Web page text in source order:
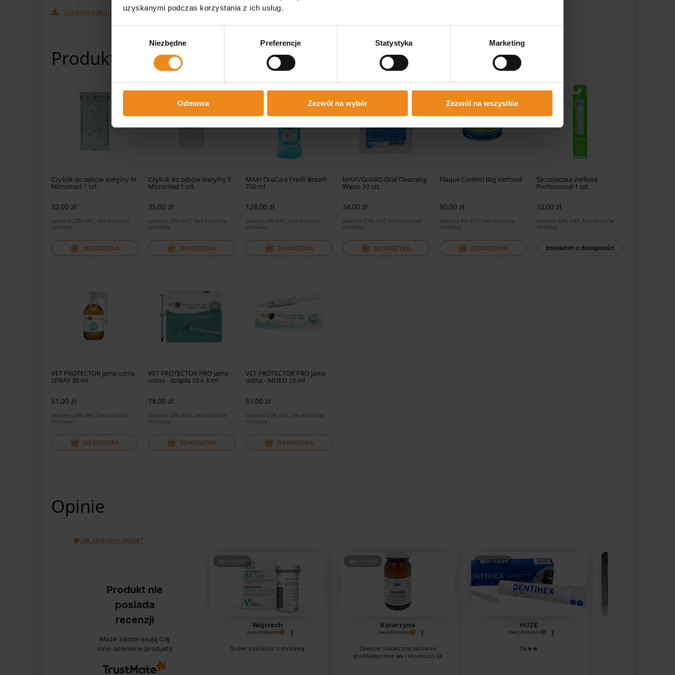
uzyskanymi podczas korzystania z ich usług.
Niezbędne Preferencje Statystyka Marketing
Odmowa Zezwól na wybór Zezwól na wszystkie
Szczoteczka z pastą enzymatyczną dla psów - Karta informacyjna
Produkty powiązane
Czyścik do zębów sterylny M
Micromed 1 szt.
32,00 zł
zawiera 23% VAT, bez kosztów
dostawy
DO KOSZYKA
Czyścik do zębów sterylny S
Micromed 1 szt.
35,00 zł
zawiera 23% VAT, bez kosztów
dostawy
DO KOSZYKA
MAXI OraCare Fresh Breath
750 ml
128,00 zł
zawiera 8% VAT, bez kosztów
dostawy
DO KOSZYKA
MAXI/GUARD Oral Cleansing
Wipes 10 szt.
34,00 zł
zawiera 23% VAT, bez kosztów
dostawy
DO KOSZYKA
Plaque Control 60g Vetfood
90,00 zł
zawiera 8% VAT, bez kosztów
dostawy
DO KOSZYKA
Szczoteczka Vetfood
Professional 1 szt.
32,00 zł
zawiera 23% VAT, bez kosztów
dostawy
powiadom o dostępności
VET PROTECTOR jama ustna
SPRAY 30 ml
61,00 zł
zawiera 23% VAT, bez kosztów
dostawy
DO KOSZYKA
VET PROTECTOR PRO jama
ustna - dziąsła 10 x 3 ml
78,00 zł
zawiera 23% VAT, bez kosztów
dostawy
DO KOSZYKA
VET PROTECTOR PRO jama
ustna - MUKO 15 ml
51,00 zł
zawiera 23% VAT, bez kosztów
dostawy
DO KOSZYKA
Opinie
Jak zbieramy opinie?
Produkt nie
posiada
recenzji
Może zainteresują Cię
inne ocenione produkty
podgląd
Wojciech
zweryfikowano
Super szybkość z dostawą
podgląd
Katarzyna
zweryfikowano
Zawsze skuteczny,zarówno
profilaktycznie jak i leczniczo.👍️
podgląd
HUZE
zweryfikowano
Ok🔥🔥